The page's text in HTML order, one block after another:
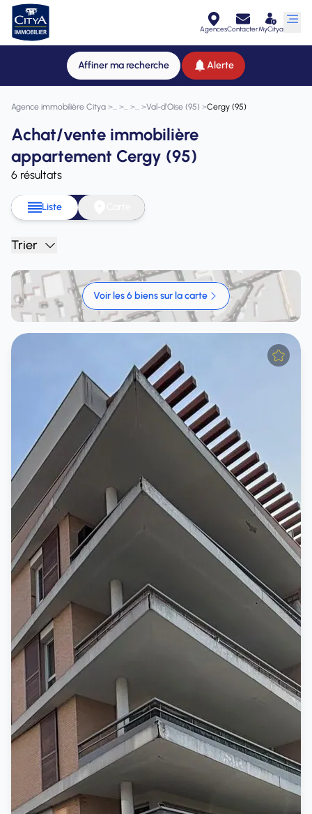
AgencesContacterMyCitya
Affiner ma recherche Alerte
Agence immobilière Citya > > > >Val-d'Oise (95) >Cergy (95)
Achat/vente immobilière
appartement Cergy (95)
6 résultats
Liste
Trier
Voir les 6 biens sur la carte